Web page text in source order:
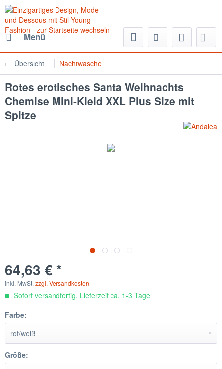
Menü
Übersicht Nachtwäsche
Rotes erotisches Santa Weihnachts
Chemise Mini-Kleid XXL Plus Size mit
Spitze
64,63 € *
inkl. MwSt. zzgl. Versandkosten
Sofort versandfertig, Lieferzeit ca. 1-3 Tage
Farbe:
Größe: